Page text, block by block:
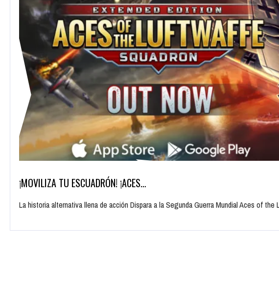
¡MOVILIZA TU ESCUADRÓN! ¡ACES…
La historia alternativa llena de acción Dispara a la Segunda Guerra Mundial Aces of